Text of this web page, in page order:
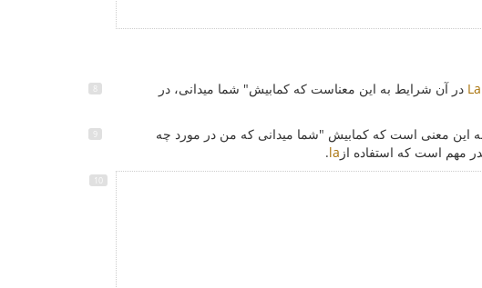
La در آن شرایط به این معناست که کمابیش" شما میدانی، در
این معنی است که کمابیش "شما میدانی که من در مورد چه
مهم است که استفاده از la
.